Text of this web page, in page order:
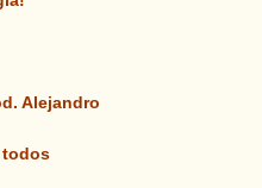
Alejandro
todos